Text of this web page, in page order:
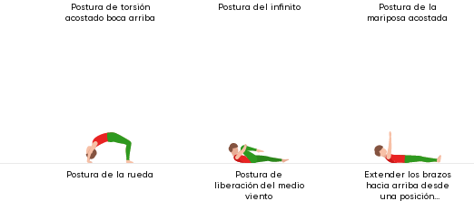
Postura de torsión
acostado boca arriba
Postura del infinito
Postura de la
mariposa acostada
Postura de la rueda
Postura de
liberación del medio
viento
Extender los brazos
hacia arriba desde
una posición